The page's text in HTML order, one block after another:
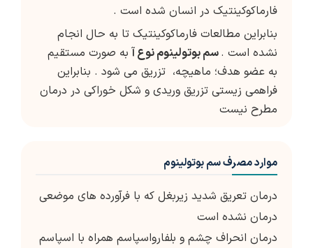
فارماکوکینتیک در انسان شده است .
بنابراین مطالعات فارماکوکینتیک تا به حال انجام
نشده است .سم بوتولینوم نوع آبه صورت مستقیم
به عضو هدف؛ ماهیچه، تزریق می شود . بنابراین
فراهمی زیستی تزریق وریدی و شکل خوراکی در درمان
مطرح نیست
موارد مصرف سم بوتولینوم
درمان تعریق شدید زیربغل که با فرآورده های موضعی
درمان نشده است
درمان انحراف چشم و بلفارواسپاسم همراه با اسپاسم